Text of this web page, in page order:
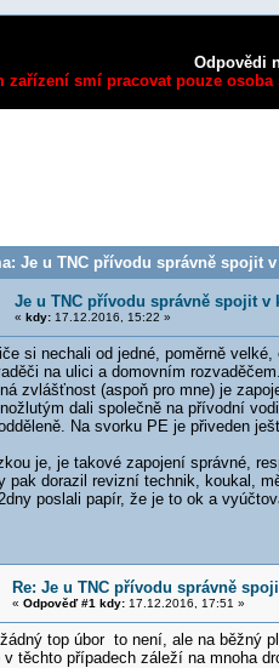
Odpovědi
zařízení smí pracovat pouze
Je u TNC přívodu správně spojit
Je u TNC přívodu správně spojit v
« kdy:17.12.2016, 15:22 »
si nechali od jedné, poměrně
na ulici a domovním
zvlášťnost (aspoň pro mne) je
dali společně na přívodní
Na svorku PE je přiveden
je, je takové zapojení správné,
pak dorazil revizní technik, koukal,
poslali papír, že je to ok a
Re: Je u TNC přívodu správně
« Odpověď #1 kdy:17.12.2016, 17:51 »
top úbor to není, ale na běžný
v těchto případech záleží na mnoha